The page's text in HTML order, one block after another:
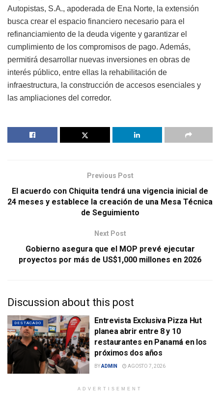
Autopistas, S.A., apoderada de Ena Norte, la extensión
busca crear el espacio financiero necesario para el
refinanciamiento de la deuda vigente y garantizar el
cumplimiento de los compromisos de pago. Además,
permitirá desarrollar nuevas inversiones en obras de
interés público, entre ellas la rehabilitación de
infraestructura, la construcción de accesos esenciales y
las ampliaciones del corredor.
Previous Post
El acuerdo con Chiquita tendrá una vigencia inicial de
24 meses y establece la creación de una Mesa Técnica
de Seguimiento
Next Post
Gobierno asegura que el MOP prevé ejecutar
proyectos por más de US$1,000 millones en 2026
Discussion about this post
DESTACADO
Entrevista Exclusiva Pizza Hut
planea abrir entre 8 y 10
restaurantes en Panamá en los
próximos dos años
BYADMIN AGOSTO 7, 2026
ADVERTISEMENT